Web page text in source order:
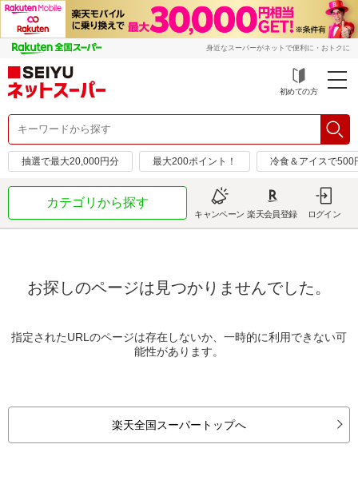
身近なスーパーがネットで便利に・おトクに
初めての方
抽選で最大20,000円分 最大200ポイント！ 冷食＆アイスで500
カテゴリから探す
キャンペーン 楽天会員登録 ログイン
お探しのページは見つかりませんでした。
指定されたURLのページは存在しないか、一時的に利用できない可
能性があります。
楽天全国スーパートップへ